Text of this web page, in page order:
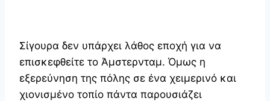
Σίγουρα δεν υπάρχει λάθος εποχή για να
επισκεφθείτε το Άμστερνταμ. Όμως η
εξερεύνηση της πόλης σε ένα χειμερινό και
χιονισμένο τοπίο πάντα παρουσιάζει